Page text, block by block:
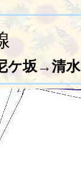
ケ坂→清水